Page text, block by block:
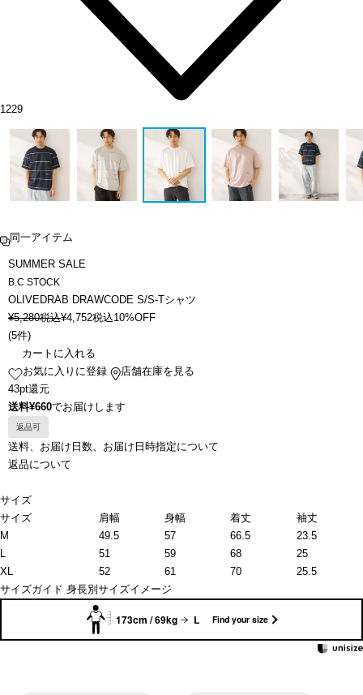
1229
同一アイテム
SUMMER SALE
B.C STOCK
OLIVEDRAB DRAWCODE S/S-Tシャツ
¥5,280税込¥4,752税込10%OFF
(5件)
カートに入れる
お気に入りに登録
店舗在庫を見る
43pt還元
送料¥660でお届けします
返品可
送料、お届け日数、お届け日時指定について
返品について
サイズ
サイズ
肩幅 身幅 着丈
袖丈
M
49.5 57 66.5
23.5
L
51 59 68
25
XL
52 61 70
25.5
サイズガイド 身長別サイズイメージ
173cm / 69kg L Find your size